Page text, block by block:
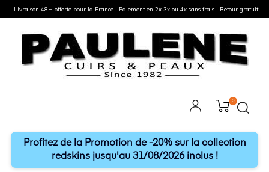
0
Profitez de la Promotion de -20% sur la collection
redskins jusqu'au 31/08/2026 inclus !
Livraison 48H offerte pour la France | Paiement en 2x 3x ou 4x sans frais | Retour gratuit |